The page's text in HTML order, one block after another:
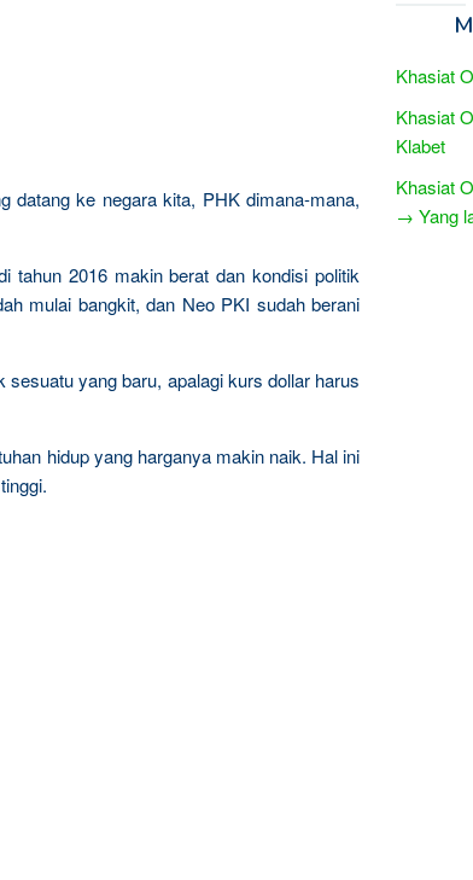
datang ke negara kita, PHK dimana-mana,
tahun 2016 makin berat dan kondisi politik
mulai bangkit, dan Neo PKI sudah berani
yang baru, apalagi kurs dollar harus
hidup yang harganya makin naik. Hal ini
Khasiat
Khasiat
Klabet
Khasiat
→ Yang